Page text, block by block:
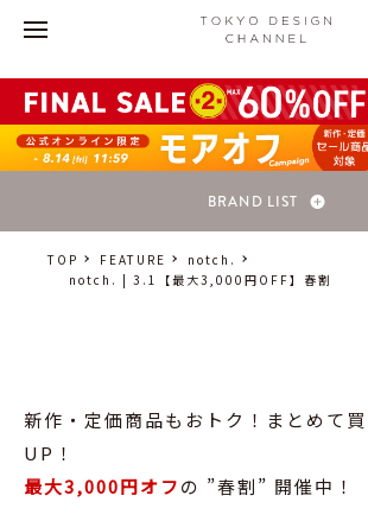
BRAND LIST
TOP FEATURE
notch.
notch. | 3.1【最大3,000円OFF】春割
新作・定価商品もおトク！まとめて
UP！
最大3,000円オフの ”春割” 開催中！